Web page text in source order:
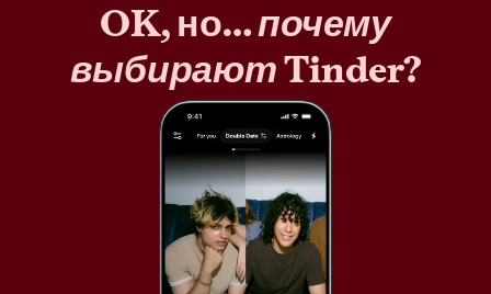
OK, но…почему
выбираютTinder?